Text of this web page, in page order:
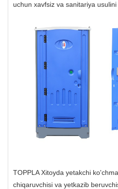
uchun xavfsiz va sanitariya usulini
TOPPLA Xitoyda yetakchi
chiqaruvchisi va yetkazib